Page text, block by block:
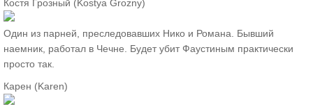
Костя Грозный (Kostya Grozny)
Один из парней, преследовавших Нико и Романа. Бывший
наемник, работал в Чечне. Будет убит Фаустиным практически
просто так.
Карен (Karen)